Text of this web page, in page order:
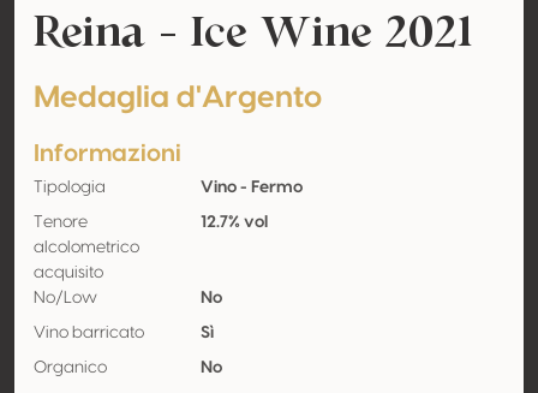
Reina - Ice Wine 2021
Medaglia d'Argento
Informazioni
Tipologia Vino - Fermo
Tenore
alcolometrico
acquisito
12.7% vol
No/Low No
Vino barricato Sì
Organico No